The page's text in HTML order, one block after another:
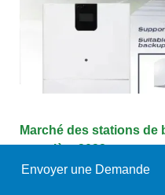
Marché des stations de
complète 2032
Envoyer une Demande